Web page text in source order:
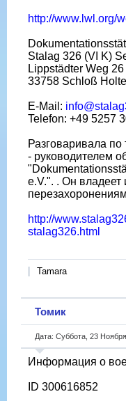
http://www.lwl.org/
Stalag 326 (VI K)
Lippstädter Weg 26
33758 Schloß
E-Mail:
Telefon: +49 5257
Разговаривала
- руководителем
e.V.". . Он
http://
stalag326.html
Tamara
Томик
Дата: Суббота, 23
Информация о
ID 300616852